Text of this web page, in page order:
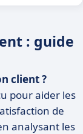
: guide
client ?
pour aider les
de
analysant les